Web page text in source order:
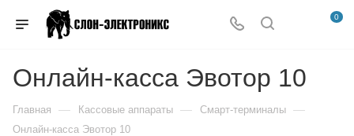
0
Онлайн-касса Эвотор 10
Главная — Кассовые аппараты — Смарт-терминалы —
Онлайн-касса Эвотор 10